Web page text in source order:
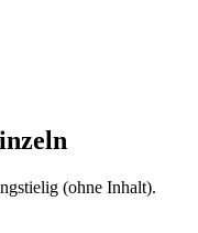
(ohne Inhalt).